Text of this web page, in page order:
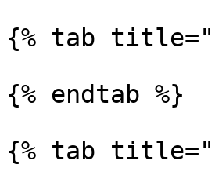
{% tab
{% endtab %}
{% tab